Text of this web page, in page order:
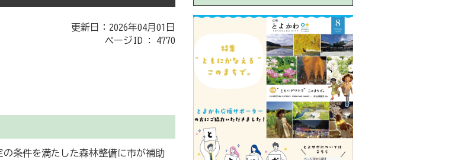
更新日：2026年04月01日
ページID : 4770
条件を満たした森林整備に市が補助